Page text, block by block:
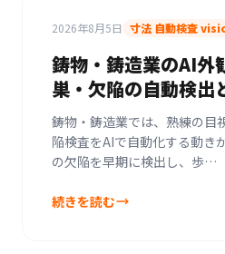
2026年8月5日 寸法 自動検査
鋳物・鋳造業のAI外
巣・欠陥の自動検出
鋳物・鋳造業では、熟練の目
陥検査をAIで自動化する動き
の欠陥を早期に検出し、歩…
続きを読む